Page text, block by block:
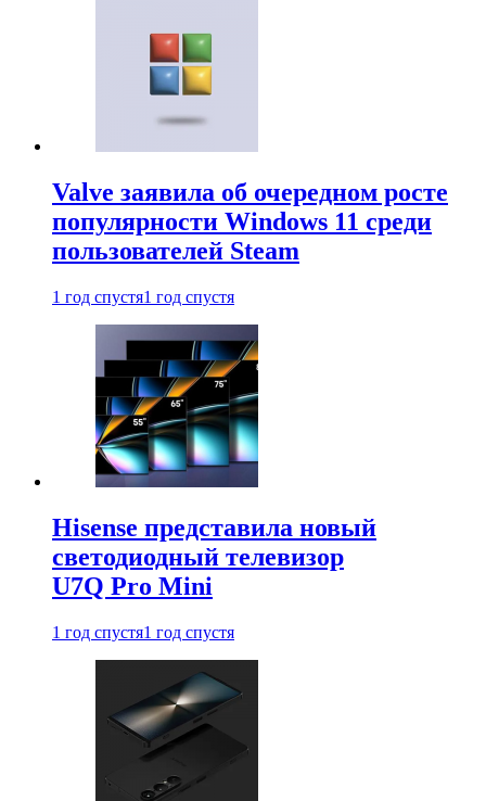
Valve заявила об очередном росте
популярности Windows 11 среди
пользователей Steam
1 год спустя1 год спустя
Hisense представила новый
светодиодный телевизор
U7Q Pro Mini
1 год спустя1 год спустя